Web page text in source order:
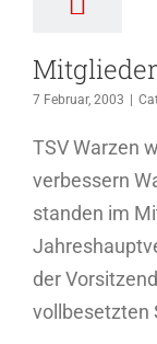
7 Februar, 2003
TSV Warzen
verbessern
standen im
der
vollbesetzten